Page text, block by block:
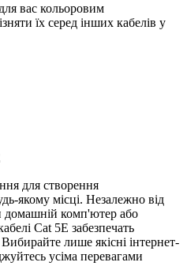
вас кольоровим
їх серед інших кабелів у
для створення
якому місці. Незалежно від
домашній комп'ютер або
Cat 5E забезпечать
лише якісні інтернет-
усіма перевагами